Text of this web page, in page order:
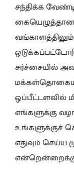
சந்திக்க
சர்ச்சையில்
ஒப்பீட்டளவில்
எங்களுக்கு
உங்களுக்குச்
எதுவும் செய்ய